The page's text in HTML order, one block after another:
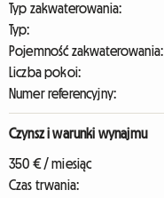
Typ zakwaterowania:
Typ:
Pojemność zakwaterowania:
Liczba pokoi:
Numer referencyjny:
Czynsz i warunki wynajmu
350 € / miesiąc
Czas trwania: